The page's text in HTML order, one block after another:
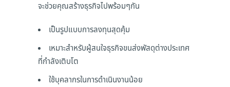
จะช่วยคุณสร้างธุรกิจไปพร้อมๆกัน
เป็นรูปแบบการลงทุนสุดคุ้ม
เหมาะสำหรับผู้สนใจธุรกิจขนส่งพัสดุต่างประเทศ
ที่กำลังเติบโต
ใช้บุคลากรในการดำเนินงานน้อย